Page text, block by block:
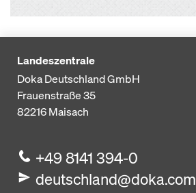
Landeszentrale
Doka Deutschland GmbH
Frauenstraße 35
82216Maisach
+49 8141 394-0
deutschland@doka.com